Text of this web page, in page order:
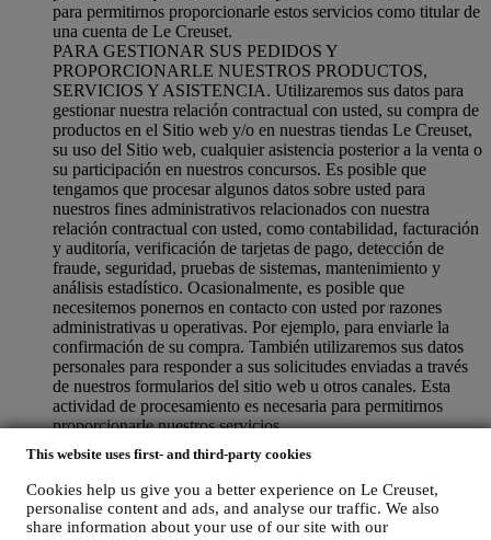
This website uses first- and third-party cookies
Cookies help us give you a better experience on Le Creuset,
personalise content and ads, and analyse our traffic. We also
share information about your use of our site with our
para permitirnos proporcionarle estos servicios como titular de
una cuenta de Le Creuset.
PARA GESTIONAR SUS PEDIDOS Y
PROPORCIONARLE NUESTROS PRODUCTOS,
SERVICIOS Y ASISTENCIA. Utilizaremos sus datos para
gestionar nuestra relación contractual con usted, su compra de
productos en el Sitio web y/o en nuestras tiendas Le Creuset,
su uso del Sitio web, cualquier asistencia posterior a la venta o
su participación en nuestros concursos. Es posible que
tengamos que procesar algunos datos sobre usted para
nuestros fines administrativos relacionados con nuestra
relación contractual con usted, como contabilidad, facturación
y auditoría, verificación de tarjetas de pago, detección de
fraude, seguridad, pruebas de sistemas, mantenimiento y
análisis estadístico. Ocasionalmente, es posible que
necesitemos ponernos en contacto con usted por razones
administrativas u operativas. Por ejemplo, para enviarle la
confirmación de su compra. También utilizaremos sus datos
personales para responder a sus solicitudes enviadas a través
de nuestros formularios del sitio web u otros canales. Esta
actividad de procesamiento es necesaria para permitirnos
proporcionarle nuestros servicios.
PARA INFORMARLE SOBRE NOTICIAS U OFERTAS
SOBRE LOS PRODUCTOS DE LE CREUSET. Si usted
ha dado su consentimiento para que lo hagamos (por ejemplo,
suscribiéndose a nuestro boletín de noticias cuando usted cree
una cuenta en el Sitio web), le enviaremos comunicaciones de